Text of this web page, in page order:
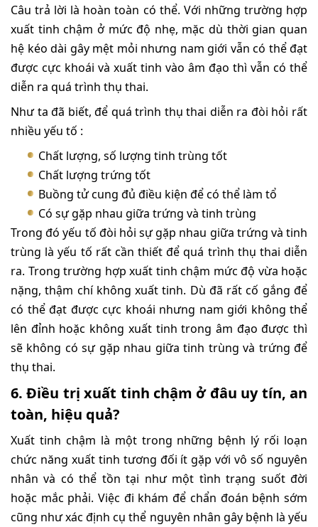
Câu trả lời là hoàn toàn có thể. Với những trường hợp
xuất tinh chậm ở mức độ nhẹ, mặc dù thời gian quan
hệ kéo dài gây mệt mỏi nhưng nam giới vẫn có thể đạt
được cực khoái và xuất tinh vào âm đạo thì vẫn có thể
diễn ra quá trình thụ thai.
Như ta đã biết, để quá trình thụ thai diễn ra đòi hỏi rất
nhiều yếu tố :
Chất lượng, số lượng tinh trùng tốt
Chất lượng trứng tốt
Buồng tử cung đủ điều kiện để có thể làm tổ
Có sự gặp nhau giữa trứng và tinh trùng
Trong đó yếu tố đòi hỏi sự gặp nhau giữa trứng và tinh
trùng là yếu tố rất cần thiết để quá trình thụ thai diễn
ra. Trong trường hợp xuất tinh chậm mức độ vừa hoặc
nặng, thậm chí không xuất tinh. Dù đã rất cố gắng để
có thể đạt được cực khoái nhưng nam giới không thể
lên đỉnh hoặc không xuất tinh trong âm đạo được thì
sẽ không có sự gặp nhau giữa tinh trùng và trứng để
thụ thai.
6. Điều trị xuất tinh chậm ở đâu uy tín, an
toàn, hiệu quả?
Xuất tinh chậm là một trong những bệnh lý rối loạn
chức năng xuất tinh tương đối ít gặp với vô số nguyên
nhân và có thể tồn tại như một tình trạng suốt đời
hoặc mắc phải. Việc đi khám để chẩn đoán bệnh sớm
cũng như xác định cụ thể nguyên nhân gây bệnh là yếu